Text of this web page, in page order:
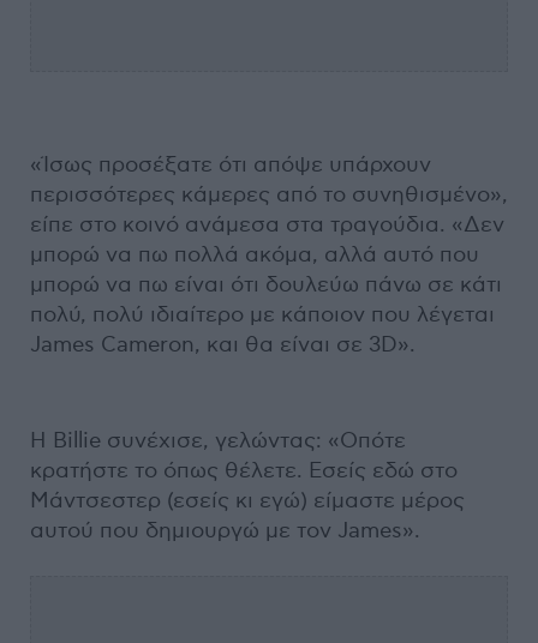
«Ίσως προσέξατε ότι απόψε υπάρχουν
περισσότερες κάμερες από το συνηθισμένο»,
είπε στο κοινό ανάμεσα στα τραγούδια. «Δεν
μπορώ να πω πολλά ακόμα, αλλά αυτό που
μπορώ να πω είναι ότι δουλεύω πάνω σε κάτι
πολύ, πολύ ιδιαίτερο με κάποιον που λέγεται
James Cameron, και θα είναι σε 3D».
Η Billie συνέχισε, γελώντας: «Οπότε
κρατήστε το όπως θέλετε. Εσείς εδώ στο
Μάντσεστερ (εσείς κι εγώ) είμαστε μέρος
αυτού που δημιουργώ με τον James».